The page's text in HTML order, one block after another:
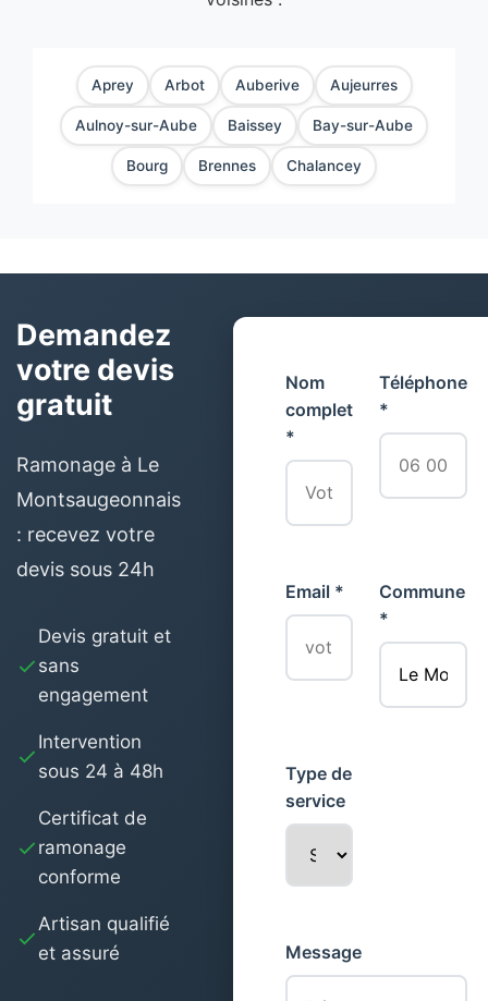
Aprey Arbot Auberive Aujeurres
Aulnoy-sur-Aube Baissey Bay-sur-Aube
Bourg Brennes Chalancey
Demandez
votre devis
gratuit
Ramonage à Le
Montsaugeonnais
: recevez votre
devis sous 24h
Devis gratuit et
sans
engagement
Intervention
sous 24 à 48h
Certificat de
ramonage
conforme
Artisan qualifié
et assuré
Nom
complet
*
Téléphone
*
Email *
Commune
*
Type de
service
Message